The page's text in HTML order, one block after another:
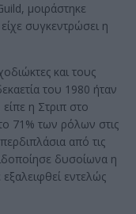
μοιράστηκε
συγκεντρώσει η
και τους
του 1980 ήταν
η Στριπ στο
71% των ρόλων στις
από τις
δυσοίωνα η
εντελώς